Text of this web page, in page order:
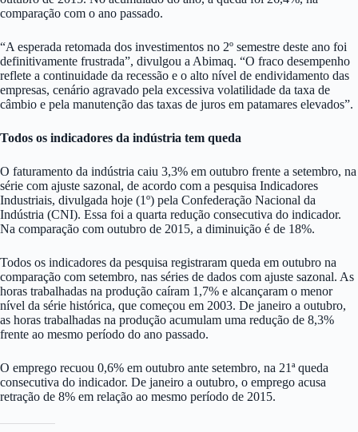
comparação com o ano passado.
“A esperada retomada dos investimentos no 2º semestre deste ano foi
definitivamente frustrada”, divulgou a Abimaq. “O fraco desempenho
reflete a continuidade da recessão e o alto nível de endividamento das
empresas, cenário agravado pela excessiva volatilidade da taxa de
câmbio e pela manutenção das taxas de juros em patamares elevados”.
Todos os indicadores da indústria tem queda
O faturamento da indústria caiu 3,3% em outubro frente a setembro, na
série com ajuste sazonal, de acordo com a pesquisa Indicadores
Industriais, divulgada hoje (1º) pela Confederação Nacional da
Indústria (CNI). Essa foi a quarta redução consecutiva do indicador.
Na comparação com outubro de 2015, a diminuição é de 18%.
Todos os indicadores da pesquisa registraram queda em outubro na
comparação com setembro, nas séries de dados com ajuste sazonal. As
horas trabalhadas na produção caíram 1,7% e alcançaram o menor
nível da série histórica, que começou em 2003. De janeiro a outubro,
as horas trabalhadas na produção acumulam uma redução de 8,3%
frente ao mesmo período do ano passado.
O emprego recuou 0,6% em outubro ante setembro, na 21ª queda
consecutiva do indicador. De janeiro a outubro, o emprego acusa
retração de 8% em relação ao mesmo período de 2015.